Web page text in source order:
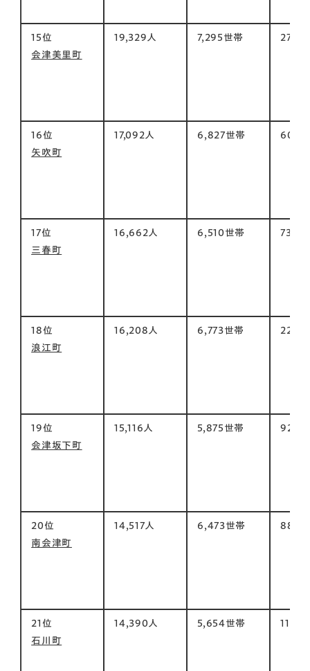
15位
会津美里町
19,329人 7,295世帯 276㎡
16位
矢吹町
17,092人 6,827世帯 60㎡
17位
三春町
16,662人 6,510世帯 73㎡
18位
浪江町
16,208人 6,773世帯 223㎡
19位
会津坂下町
15,116人 5,875世帯 92㎡
20位
南会津町
14,517人 6,473世帯 886㎡
21位
石川町
14,390人 5,654世帯 116㎡